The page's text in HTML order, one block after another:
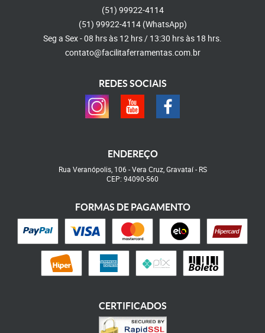
(51) 99922-4114
(51) 99922-4114 (WhatsApp)
Seg a Sex - 08 hrs às 12 hrs / 13:30 hrs às 18 hrs.
contato@facilitaferramentas.com.br
REDES SOCIAIS
ENDEREÇO
Rua Veranópolis, 106 -Vera Cruz, Gravataí- RS
CEP: 94090-560
FORMAS DE PAGAMENTO
CERTIFICADOS